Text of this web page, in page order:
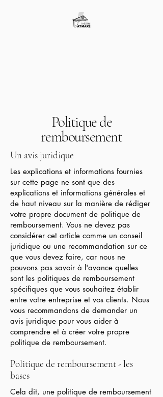
Politique de
remboursement
Un avis juridique
Les explications et informations fournies
sur cette page ne sont que des
explications et informations générales et
de haut niveau sur la manière de rédiger
votre propre document de politique de
remboursement. Vous ne devez pas
considérer cet article comme un conseil
juridique ou une recommandation sur ce
que vous devez faire, car nous ne
pouvons pas savoir à l'avance quelles
sont les politiques de remboursement
spécifiques que vous souhaitez établir
entre votre entreprise et vos clients. Nous
vous recommandons de demander un
avis juridique pour vous aider à
comprendre et à créer votre propre
politique de remboursement.
Politique de remboursement - les
bases
Cela dit, une politique de remboursement